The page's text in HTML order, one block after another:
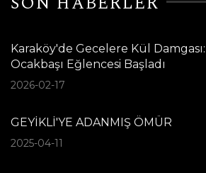
Karaköy'de Gecelere Kül Damgası:
Ocakbaşı Eğlencesi Başladı
2026-02-17
GEYİKLİ'YE ADANMIŞ ÖMÜR
2025-04-11